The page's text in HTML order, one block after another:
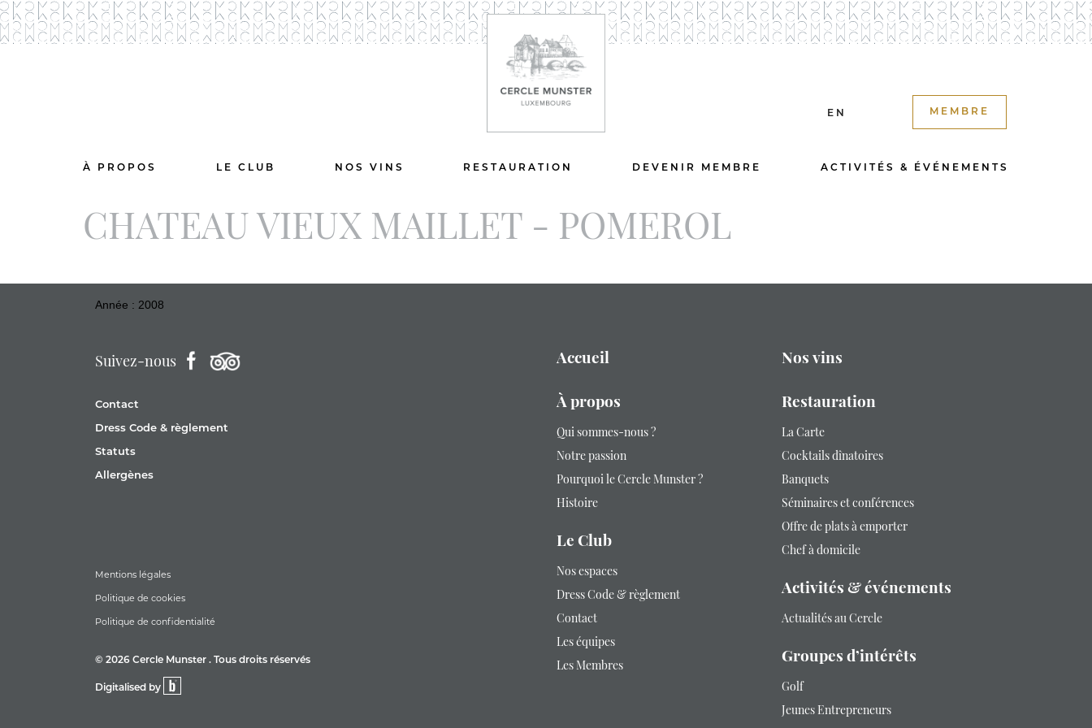
EN MEMBRE
À PROPOS LE CLUB NOS VINS RESTAURATION DEVENIR MEMBRE ACTIVITÉS & ÉVÉNEMENTS
CHATEAU VIEUX MAILLET - POMEROL
Année : 2008
Suivez-nous
Contact
Dress Code & règlement
Statuts
Allergènes
Mentions légales
Politique de cookies
Politique de confidentialité
© 2026 Cercle Munster . Tous droits réservés
Digitalised by
Accueil
À propos
Qui sommes-nous ?
Notre passion
Pourquoi le Cercle Munster ?
Histoire
Le Club
Nos espaces
Dress Code & règlement
Contact
Les équipes
Les Membres
Nos vins
Restauration
La Carte
Cocktails dînatoires
Banquets
Séminaires et conférences
Offre de plats à emporter
Chef à domicile
Activités & événements
Actualités au Cercle
Groupes d’intérêts
Golf
Jeunes Entrepreneurs